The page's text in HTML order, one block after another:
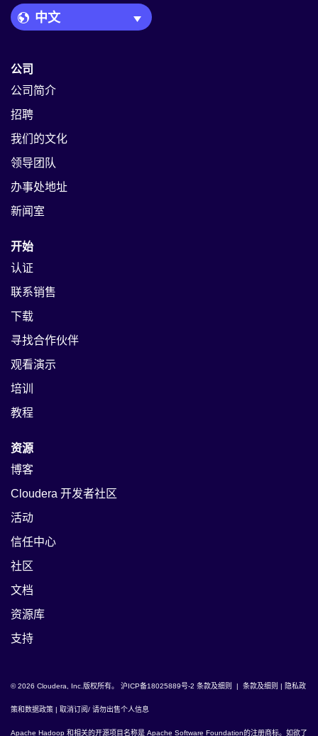
Language Picker
公司
公司简介
招聘
我们的文化
领导团队
办事处地址
新闻室
开始
认证
联系销售
下载
寻找合作伙伴
观看演示
培训
教程
资源
博客
Cloudera 开发者社区
活动
信任中心
社区
文档
资源库
支持
© 2026 Cloudera, Inc.版权所有。 沪ICP备18025889号-2 条款及细则 条款及细则 隐私政
策和数据政策 取消订阅/ 请勿出售个人信息
Apache Hadoop 和相关的开源项目名称是 Apache Software Foundation的注册商标。如欲了